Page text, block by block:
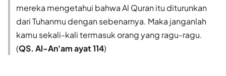
mereka mengetahui bahwa Al Quran itu diturunkan
dari Tuhanmu dengan sebenarnya. Maka janganlah
kamu sekali-kali termasuk orang yang ragu-ragu.
(QS. Al-An'am ayat 114)